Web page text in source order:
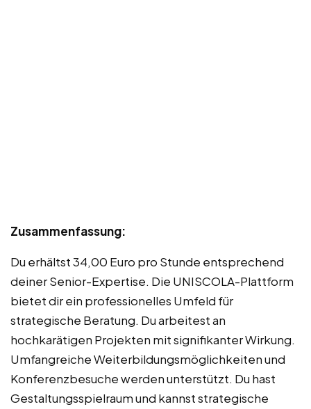
Zusammenfassung:
Du erhältst 34,00 Euro pro Stunde entsprechend
deiner Senior-Expertise. Die UNISCOLA-Plattform
bietet dir ein professionelles Umfeld für
strategische Beratung. Du arbeitest an
hochkarätigen Projekten mit signifikanter Wirkung.
Umfangreiche Weiterbildungsmöglichkeiten und
Konferenzbesuche werden unterstützt. Du hast
Gestaltungsspielraum und kannst strategische